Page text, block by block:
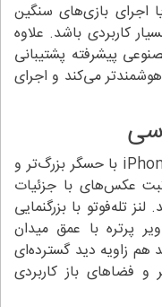
اجرای بازی‌های سنگین
کاربردی باشد. علاوه
پیشرفته پشتیبانی
می‌کند و اجرای
دوربین اصلی ۴۸ مگاپیکسلی iPhone 16 Pro با حسگر بزرگ‌تر و
ثبت عکس‌های با جزئیات
تله‌فوتو با بزرگنمایی
تصاویر پرتره با عمق میدان
هم زاویه دید گسترده‌ای
و فضاهای باز کاربردی